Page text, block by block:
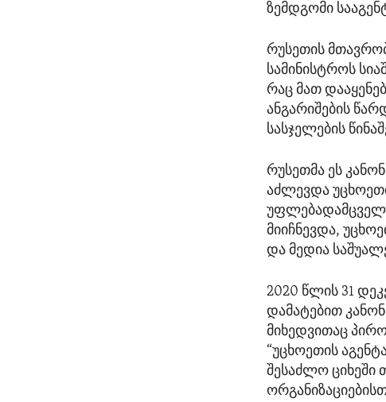
ზემდგომი
რუსეთის
სამინისტროს
რაც მათ
ანგარიშების
სასჯელების
რუსეთმა ეს
აძლევდა
მიიჩნევდა,
და მედია
2020 წლის 31
დამატებით
მიხედვითაც
“უცხოეთის
შესაძლო ციხეში